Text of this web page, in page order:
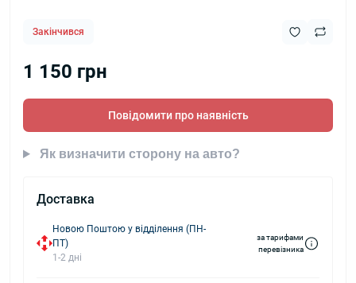
Закінчився
1 150 грн
Повідомити про наявність
Як визначити сторону на авто?
Доставка
Новою Поштою у відділення (ПН-
ПТ)
1-2 дні
за тарифами
перевізника